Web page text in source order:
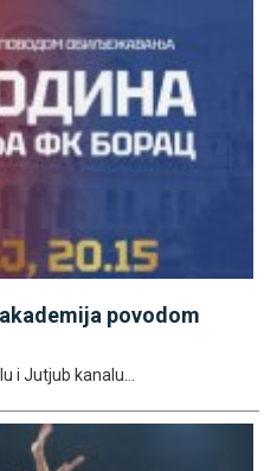
povodom
i Јutjub kanalu...